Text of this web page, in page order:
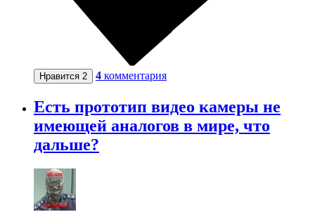
Нравится 2 4 комментария
Есть прототип видео камеры не
имеющей аналогов в мире, что
дальше?